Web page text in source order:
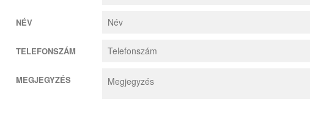
NÉV
TELEFONSZÁM
MEGJEGYZÉS